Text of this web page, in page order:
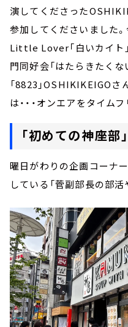
演してくださった
参加してくださいました
Little Lover「白いカイト
門同好会「はたらきたく
「8823」OSHIKIKEIGOさ
は・・・オンエアをタイム
「初めての神座部
曜日がわりの企画コーナ
している「菅副部長の部活